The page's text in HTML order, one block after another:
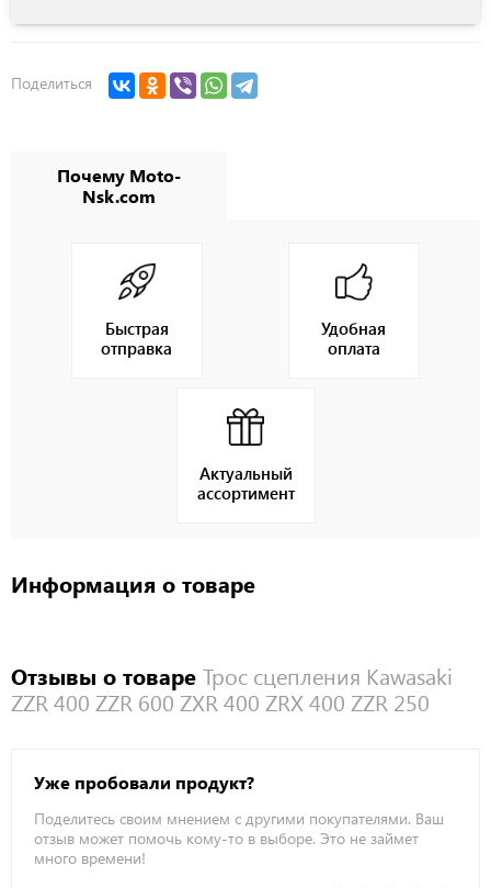
Поделиться
Почему Moto-
Nsk.com
Быстрая
отправка
Удобная
оплата
Актуальный
ассортимент
Информация о товаре
Отзывы о товаре Трос сцепления Kawasaki
ZZR 400 ZZR 600 ZXR 400 ZRX 400 ZZR 250
Уже пробовали продукт?
Поделитесь своим мнением с другими покупателями. Ваш
отзыв может помочь кому-то в выборе. Это не займет
много времени!